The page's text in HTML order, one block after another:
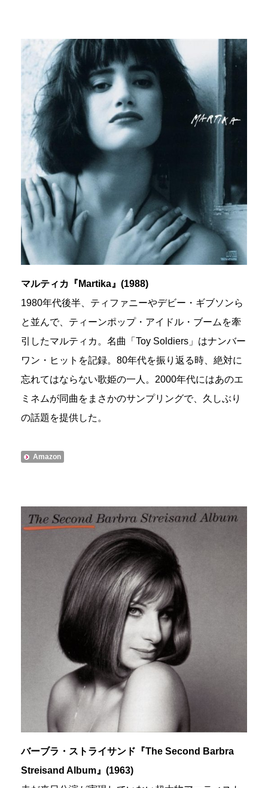
マルティカ『Martika』(1988)
1980年代後半、ティファニーやデビー・ギブソンら
と並んで、ティーンポップ・アイドル・ブームを牽
引したマルティカ。名曲「Toy Soldiers」はナンバー
ワン・ヒットを記録。80年代を振り返る時、絶対に
忘れてはならない歌姫の一人。2000年代にはあのエ
ミネムが同曲をまさかのサンプリングで、久しぶり
の話題を提供した。
Amazon
バーブラ・ストライサンド『The Second Barbra
Streisand Album』(1963)